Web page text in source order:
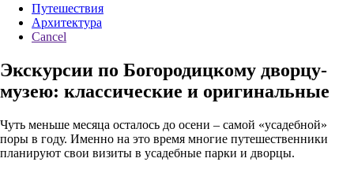
Путешествия
Архитектура
Cancel
Экскурсии по Богородицкому дворцу-
музею: классические и оригинальные
Чуть меньше месяца осталось до осени – самой «усадебной»
поры в году. Именно на это время многие путешественники
планируют свои визиты в усадебные парки и дворцы.